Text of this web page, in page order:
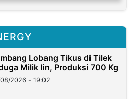
Lobang Tikus di Tilek
Milik Iin, Produksi 700 Kg
2026 - 19:02